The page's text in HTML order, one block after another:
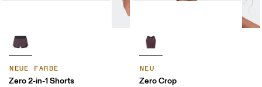
NEUE FARBE
Zero 2-in-1 Shorts
NEU
Zero Crop